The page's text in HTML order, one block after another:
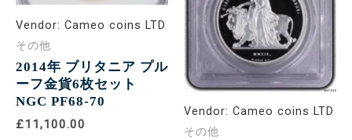
Vendor: Cameo coins LTD
その他
2014年 ブリタニア プル
ーフ金貨6枚セット
NGC PF68-70
£11,100.00
Vendor: Cameo coins LTD
その他